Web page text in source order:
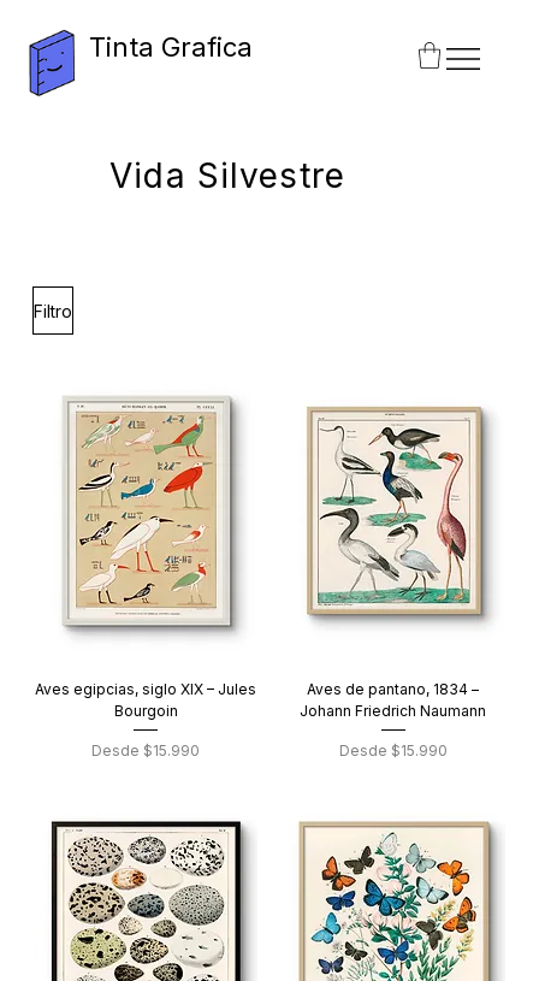
Tinta Grafica
Vida Silvestre
Filtro
Aves egipcias, siglo XIX – Jules
Bourgoin
Desde $15.990
Precio de oferta
Aves de pantano, 1834 –
Johann Friedrich Naumann
Desde $15.990
Precio de oferta